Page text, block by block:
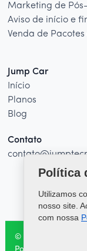
Marketing de
Aviso de início e
Venda de
Jump Car
Início
Planos
Blog
Contato
© 2026 - Jump
Política
Utilizamos
nosso site.
com nossa